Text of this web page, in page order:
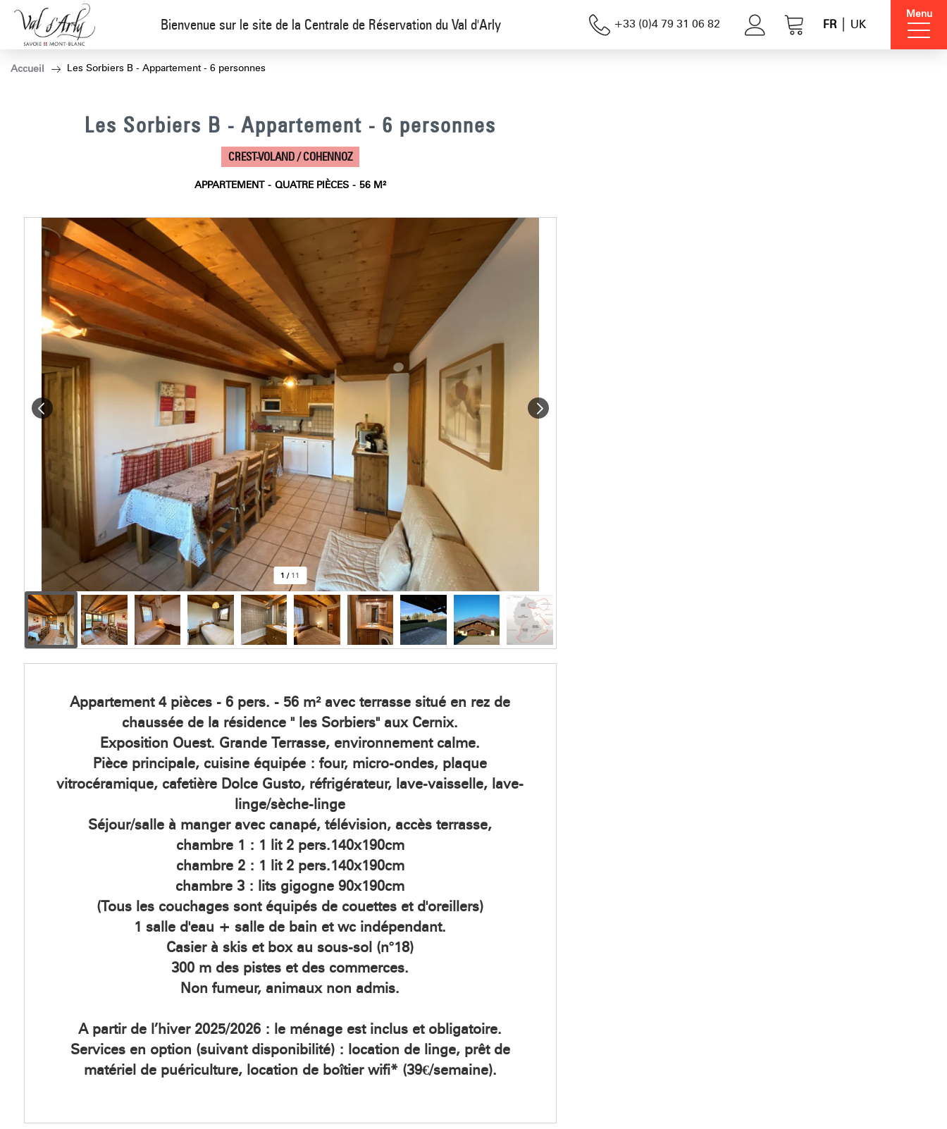
Bienvenue sur le site de la Centrale de Réservation du Val d'Arly +33 (0)4 79 31 06 82 FR UK
Menu
Accueil Les Sorbiers B - Appartement - 6 personnes
Les Sorbiers B - Appartement - 6 personnes
CREST-VOLAND / COHENNOZ
APPARTEMENT QUATRE PIÈCES 56 M²
1 / 11
Appartement 4 pièces - 6 pers. - 56 m² avec terrasse situé en rez de
chaussée de la résidence " les Sorbiers" aux Cernix.
Exposition Ouest. Grande Terrasse, environnement calme.
Pièce principale, cuisine équipée : four, micro-ondes, plaque
vitrocéramique, cafetière Dolce Gusto, réfrigérateur, lave-vaisselle, lave-
linge/sèche-linge
Séjour/salle à manger avec canapé, télévision, accès terrasse,
chambre 1 : 1 lit 2 pers.140x190cm
chambre 2 : 1 lit 2 pers.140x190cm
chambre 3 : lits gigogne 90x190cm
(Tous les couchages sont équipés de couettes et d'oreillers)
1 salle d'eau + salle de bain et wc indépendant.
Casier à skis et box au sous-sol (n°18)
300 m des pistes et des commerces.
Non fumeur, animaux non admis.
A partir de l’hiver 2025/2026 : le ménage est inclus et obligatoire.
Services en option (suivant disponibilité) : location de linge, prêt de
matériel de puériculture, location de boîtier wifi* (39€/semaine).